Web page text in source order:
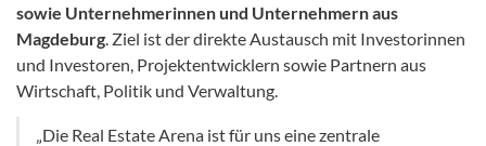
sowie Unternehmerinnen und Unternehmern aus
Magdeburg . Ziel ist der direkte Austausch mit Investorinnen
und Investoren, Projektentwicklern sowie Partnern aus
Wirtschaft, Politik und Verwaltung.
„Die Real Estate Arena ist für uns eine zentrale